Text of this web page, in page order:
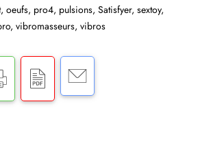
, oeufs, pro4, pulsions, Satisfyer, sextoy,
, vibromasseurs, vibros